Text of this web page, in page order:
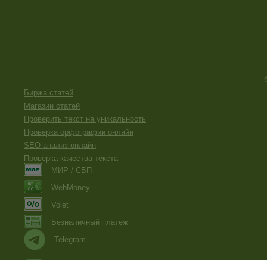
Биржа статей
Магазин статей
Проверить текст на уникальность
Проверка орфографии онлайн
SEO анализ онлайн
Проверка качества текста
МИР / СБП
WebMoney
Volet
Безналичный платеж
Telegram